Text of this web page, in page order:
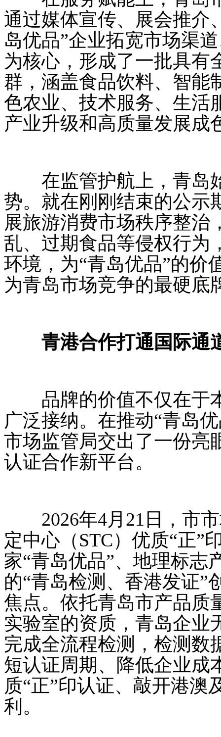
通过媒体宣传、展会推介
岛优品”企业拓宽市场渠
为核心，形成了一批具有
群，涵盖食品饮料、智能
色农业、技术服务、生活
产业升级和高质量发展成
在监管护航上，青岛
势。就在刚刚结束的公示
展旅游消费市场秩序整治
乱、过期食品等侵权行为
环境，为“青岛优品”的价
为青岛市场竞争的最硬底
青港合作打通国际通
品牌的价值不仅在于
广泛接纳。在推动“青岛
市场监管局交出了一份
认证合作新平台。
2026年4月21日，市市
定中心（STC）优质“正”
家“青岛优品”、地理标志
的“青岛检测、香港发证”
焦点。依托青岛市产品质
实验室的资质，青岛企业
完成全流程检测，检测数
短认证周期、降低企业成
质“正”印认证、敲开港澳
利。